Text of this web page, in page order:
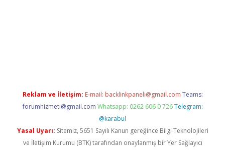
Reklam ve İletişim: E-mail: backlinkpaneli@gmail.com Teams:
forumhizmeti@gmail.com Whatsapp: 0262 606 0 726 Telegram:
@karabul
Yasal Uyarı: Sitemiz, 5651 Sayılı Kanun gereğince Bilgi Teknolojileri
ve İletişim Kurumu (BTK) tarafından onaylanmış bir Yer Sağlayıcı